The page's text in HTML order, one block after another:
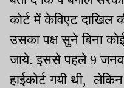
कोर्ट में केविएट दाखिल
उसका पक्ष सुने बिना
जाये. इससे पहले 9
हाईकोर्ट गयी थी,